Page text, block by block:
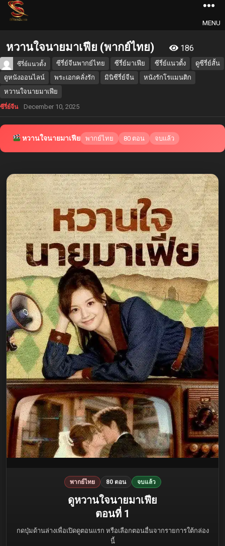
MENU
หวานใจนายมาเฟีย (พากย์ไทย) 186
ซีรี่ย์แนวตั้ง ซีรี่ย์จีนพากย์ไทย ซีรี่ย์มาเฟีย ซีรี่ย์แนวตั้ง
ดูซีรี่ย์สั้น
ดูหนังออนไลน์
พระเอกคลั่งรัก มินิซีรี่ย์จีน
หนังรักโรแมนติก
หวานใจนายมาเฟีย
ซีรี่ย์จีน December 10, 2025
หวานใจนายมาเฟีย พากย์ไทย 80 ตอน จบแล้ว
พากย์ไทย 80 ตอน จบแล้ว
ดูหวานใจนายมาเฟีย
ตอนที่ 1
กดปุ่มด้านล่างเพื่อเปิดดูตอนแรก หรือเลือกตอนอื่นจากรายการใต้กล่อง
นี้